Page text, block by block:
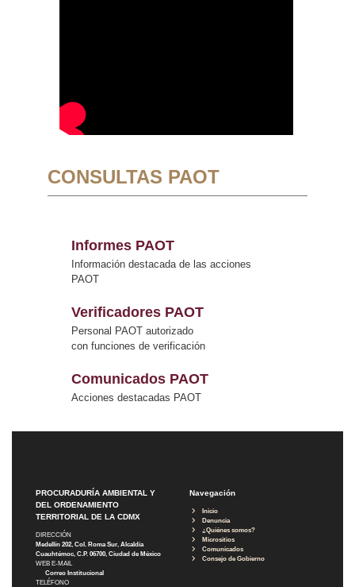
CONSULTAS PAOT
Informes PAOT
Información destacada de las acciones
PAOT
Verificadores PAOT
Personal PAOT autorizado
con funciones de verificación
Comunicados PAOT
Acciones destacadas PAOT
PROCURADURÍA AMBIENTAL Y
DEL ORDENAMIENTO
TERRITORIAL DE LA CDMX
DIRECCIÓN
Medellín 202, Col. Roma Sur, Alcaldía
Cuauhtémoc, C.P. 06700, Ciudad de México
WEB E-MAIL
Correo Institucional
TELÉFONO
Navegación
Inicio
Denuncia
¿Quiénes somos?
Micrositios
Comunicados
Consejo de Gobierno